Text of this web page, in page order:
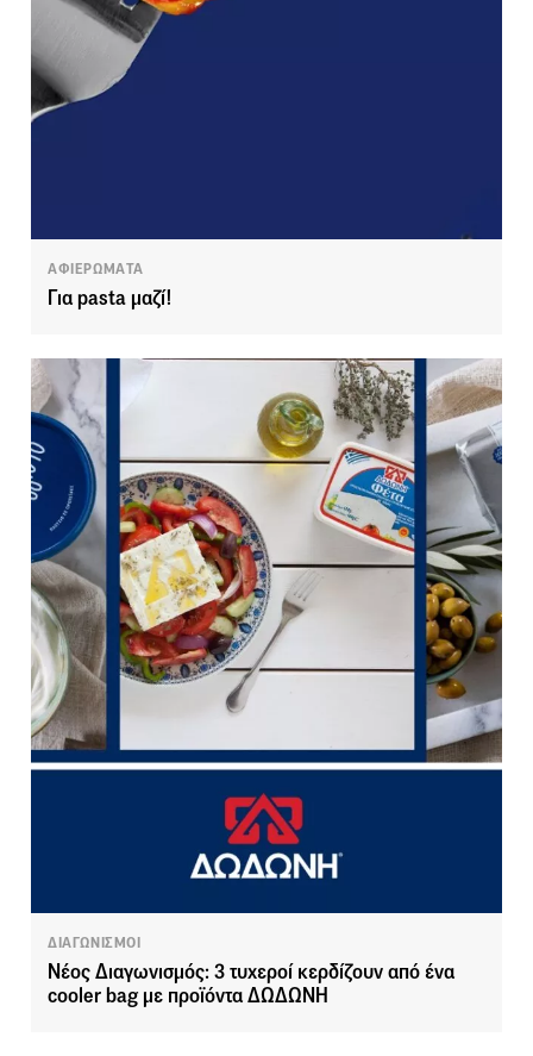
ΑΦΙΕΡΩΜΑΤΑ
Για pasta μαζί!
ΔΙΑΓΩΝΙΣΜΟΙ
Νέος Διαγωνισμός: 3 τυχεροί κερδίζουν από ένα
cooler bag με προϊόντα ΔΩΔΩΝΗ